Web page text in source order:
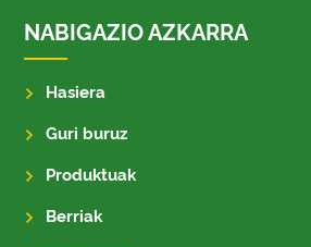
NABIGAZIO AZKARRA
Hasiera
Guri buruz
Produktuak
Berriak